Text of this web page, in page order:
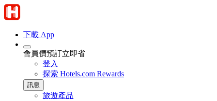
下載 App
會員價預訂立即省
登入
探索 Hotels.com Rewards
訊息
旅遊產品